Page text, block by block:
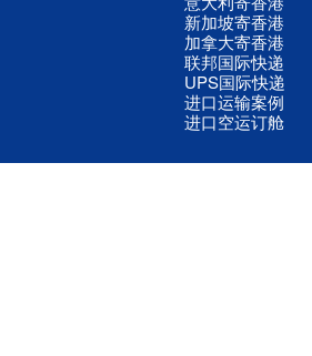
新加坡寄香港
加拿大寄香港
联邦国际快递
UPS国际快递
进口运输案例
进口空运订舱